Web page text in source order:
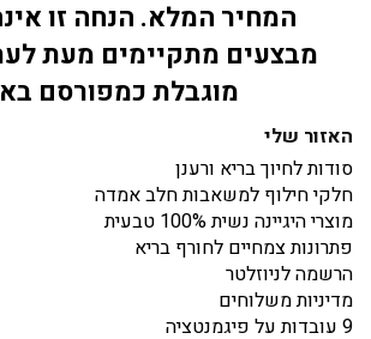
המחיר המלא. הנחה זו
מבצעים מתקיימים מעת
מוגבלת כמפורסם
האזור שלי
סודות לחיוך בריא ורענן
חלקי חילוף למשאבות חלב אמדה
מוצרי היגיינה נשית 100% טבעית
פתרונות צמחיים לחורף בריא
הרשמה לניוזלטר
מדיניות משלוחים
9 עובדות על פיגמנטציה